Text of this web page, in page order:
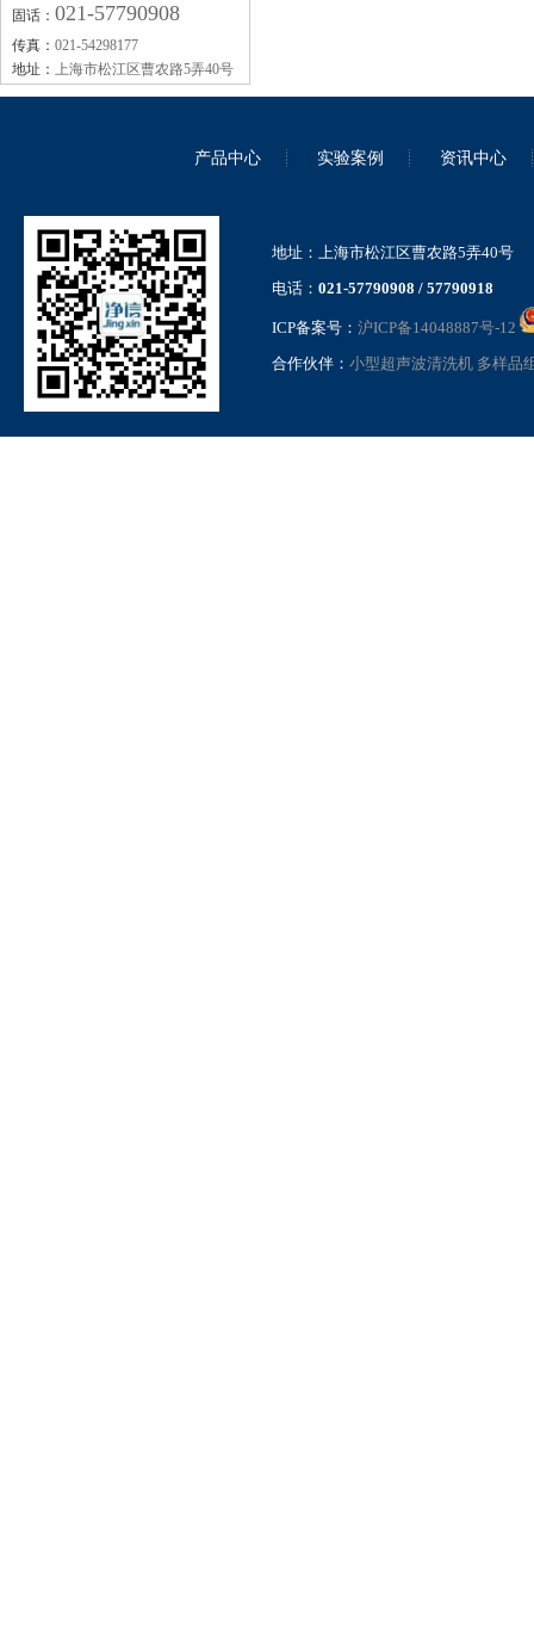
固话： 021-57790908
传真： 021-54298177
地址： 上海市松江区曹农路5弄40号
产品中心 实验案例 资讯中心
地址：上海市松江区曹农路5弄40号
电话： 021-57790908 / 57790918
ICP备案号： 沪ICP备14048887号-12
合作伙伴： 小型超声波清洗机 多样品